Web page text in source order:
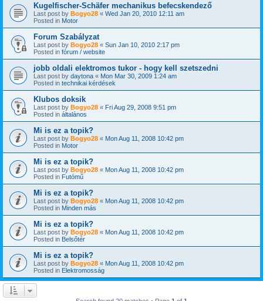
Kugelfischer-Schäfer mechanikus befecskendező
Last post by Bogyo28 « Wed Jan 20, 2010 12:11 am
Posted in Motor
Forum Szabályzat
Last post by Bogyo28 « Sun Jan 10, 2010 2:17 pm
Posted in fórum / website
jobb oldali elektromos tukor - hogy kell szetszedni
Last post by daytona « Mon Mar 30, 2009 1:24 am
Posted in technikai kérdések
Klubos doksik
Last post by Bogyo28 « Fri Aug 29, 2008 9:51 pm
Posted in általános
Mi is ez a topik?
Last post by Bogyo28 « Mon Aug 11, 2008 10:42 pm
Posted in Motor
Mi is ez a topik?
Last post by Bogyo28 « Mon Aug 11, 2008 10:42 pm
Posted in Futómű
Mi is ez a topik?
Last post by Bogyo28 « Mon Aug 11, 2008 10:42 pm
Posted in Minden más
Mi is ez a topik?
Last post by Bogyo28 « Mon Aug 11, 2008 10:42 pm
Posted in Belsőtér
Mi is ez a topik?
Last post by Bogyo28 « Mon Aug 11, 2008 10:42 pm
Posted in Elektromosság